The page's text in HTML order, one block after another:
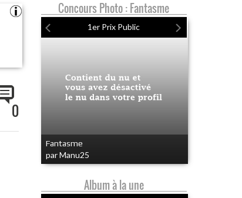
0
Concours Photo : Fantasme
1er Prix Public
Fantasme
par Manu25
Album à la une